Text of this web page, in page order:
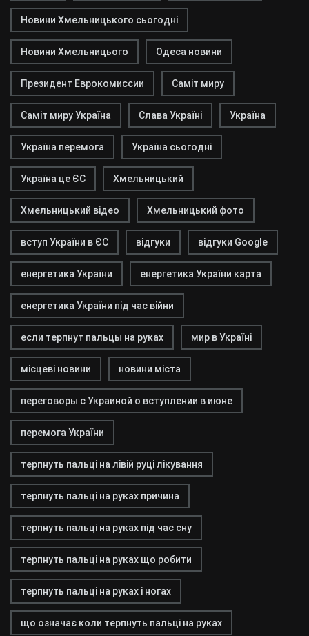
Новини Хмельницького сьогодні
Новини Хмельницього Одеса новини
Президент Еврокомиссии Саміт миру
Саміт миру Україна Слава Україні Україна
Україна перемога Україна сьогодні
Україна це ЄС Хмельницький
Хмельницький відео Хмельницький фото
вступ України в ЄС відгуки відгуки Google
енергетика України енергетика України карта
енергетика України під час війни
если терпнут пальцы на руках мир в Україні
місцеві новини новини міста
переговоры с Украиной о вступлении в июне
перемога України
терпнуть пальці на лівій руці лікування
терпнуть пальці на руках причина
терпнуть пальці на руках під час сну
терпнуть пальці на руках що робити
терпнуть пальці на руках і ногах
що означає коли терпнуть пальці на руках